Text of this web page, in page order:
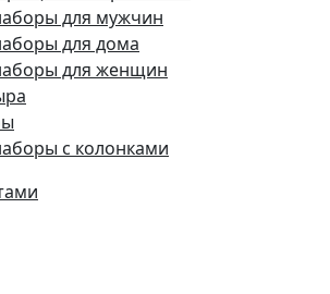
для мужчин
для дома
для женщин
с колонками